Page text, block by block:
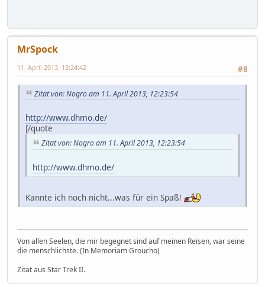
MrSpock
#8
11. April 2013, 13:24:42
Zitat von: Nogro am 11. April 2013, 12:23:54
http://www.dhmo.de/
[/quote
Zitat von: Nogro am 11. April 2013, 12:23:54
http://www.dhmo.de/
Kannte ich noch nicht...was für ein Spaß!
Von allen Seelen, die mir begegnet sind auf meinen Reisen, war seine
die menschlichste. (In Memoriam Groucho)
Zitat aus Star Trek II.